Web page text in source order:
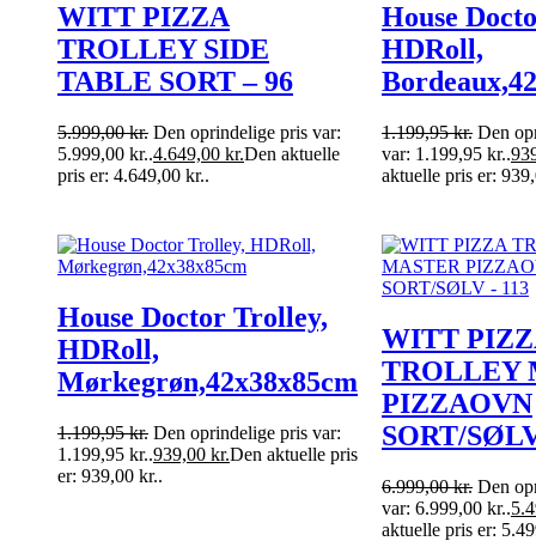
WITT PIZZA
TROLLEY SIDE
TABLE SORT – 96
5.999,00kr. Den oprindelige pris var:
5.999,00 kr..4.649,00 kr.Den aktuelle
pris er: 4.649,00 kr..
House
HDRoll,
1.199,95kr. Den
var: 1.199,95 kr..
aktuelle pris er:
House Doctor Trolley,
HDRoll,
Mørkegrøn,42x38x85cm
1.199,95kr. Den oprindelige pris var:
1.199,95 kr..939,00 kr.Den aktuelle pris
er: 939,00 kr..
WITT
TROLLEY
PIZZAOVN
SORT/
6.999,00kr. Den
var: 6.999,00 kr..
aktuelle pris er: